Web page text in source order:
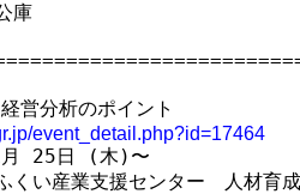
庫
営分析のポイント
event_detail.php?id=17464
25日 (木)〜
くい産業支援センター　人材育